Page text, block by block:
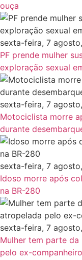
ouça
sexta-feira, 7
PF prende mulher
exploração sexual
sexta-feira, 7
Motociclista morre
durante
sexta-feira, 7
Idoso morre após
na BR-280
sexta-feira, 7
Mulher tem parte
pelo ex-